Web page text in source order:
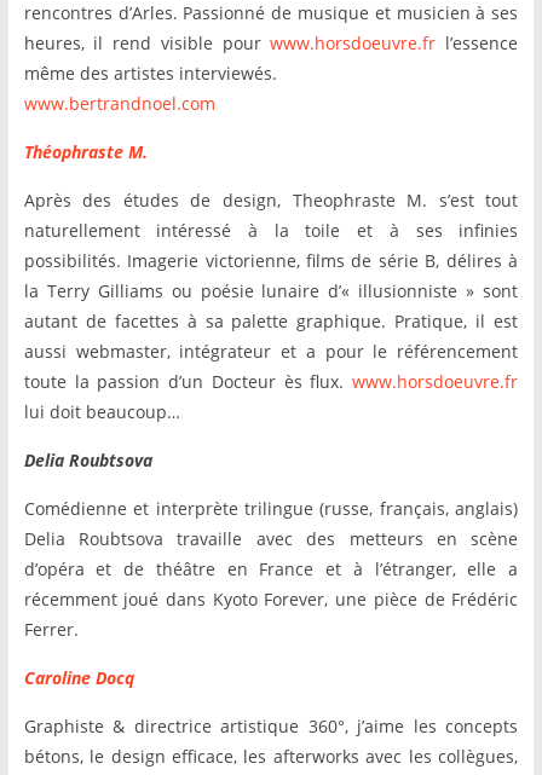
rencontres d’Arles. Passionné de musique et musicien à ses
heures, il rend visible pourwww.horsdoeuvre.fr l’essence
même des artistes interviewés.
www.bertrandnoel.com
Théophraste M.
Après des études de design, Theophraste M. s’est tout
naturellement intéressé à la toile et à ses infinies
possibilités. Imagerie victorienne, films de série B, délires à
la Terry Gilliams ou poésie lunaire d’« illusionniste » sont
autant de facettes à sa palette graphique. Pratique, il est
aussi webmaster, intégrateur et a pour le référencement
toute la passion d’un Docteur ès flux.www.horsdoeuvre.fr
lui doit beaucoup…
Delia Roubtsova
Comédienne et interprète trilingue (russe, français, anglais)
Delia Roubtsova travaille avec des metteurs en scène
d’opéra et de théâtre en France et à l’étranger, elle a
récemment joué dans Kyoto Forever, une pièce de Frédéric
Ferrer.
Caroline Docq
Graphiste & directrice artistique 360°, j’aime les concepts
bétons, le design efficace, les afterworks avec les collègues,